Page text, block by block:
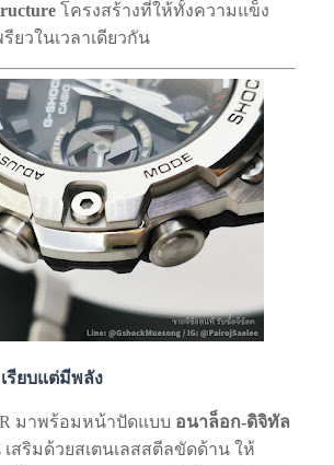
โครงสร้างที่ให้ทั้งความแข็ง
ยวในเวลาเดียวกัน
รียบแต่มีพลัง
มาพร้อมหน้าปัดแบบ อนาล็อก-ดิจิทัล
สริมด้วยสเตนเลสสตีลขัดด้าน ให้